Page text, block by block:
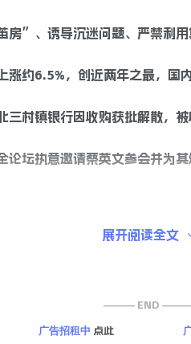
房”、诱导沉迷问题、严禁利
涨约6.5%，创近两年之最，国
村镇银行因收购获批解散，被
论坛执意邀请蔡英文参会并为
：若我被害，就去找总统马科斯
爆发反北约和声援巴勒斯坦的
汽车，3人被捕；
展开阅读全文
——— END
广告招租中 点此